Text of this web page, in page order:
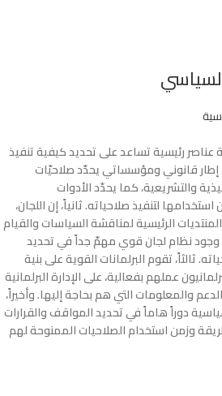
عناصر رئيسية تساعد على تحديد كيفية تنفيذ
إطار قانوني ومؤسساتي يحدّد صلاحيّات
والتشريعية، كما يحدّد الأدوات
لتنفيذ صلاحياته. ثانياً، إن اللجان،
الرئيسية لمناقشة السياسات والقيام
وجود نظام لجان قوي مهمّ جداً في تحديد
ثالثاً، تقوم البرلمانات القوية على بنية
عملهم بفعالية، على الإدارة البرلمانية
والمعلومات التي هم بحاجة إليها. وأخيراً،
دوراً هاماً في تحديد المواقف والقرارات
وزمن استخدام الصلاحيات الممنوحة لهم